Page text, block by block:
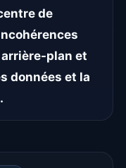
de
plan et
données et la